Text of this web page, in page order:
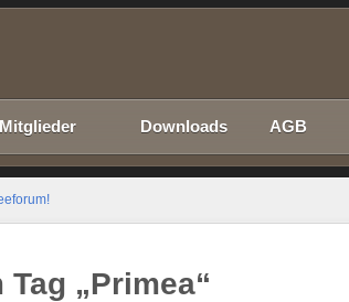
Mitglieder Downloads AGB
„Primea“